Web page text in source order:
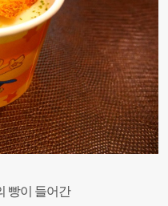
빵이 들어간